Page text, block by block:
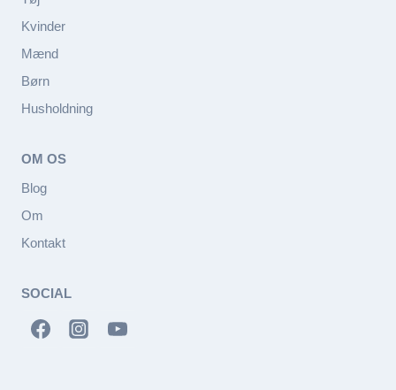
Kvinder
Mænd
Børn
Husholdning
OM OS
Blog
Om
Kontakt
SOCIAL